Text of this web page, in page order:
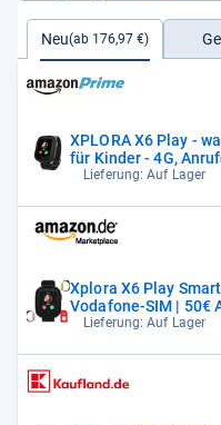
Neu(ab 176,97 €)
XPLORA X6 Play -
für Kinder - 4G,
Lieferung: Auf Lager
Xplora X6 Play
Vodafone-SIM | 50€
Lieferung: Auf Lager